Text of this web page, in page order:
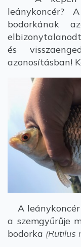
leánykoncér?
bodorkának
és
azonosításban!
A leánykoncér
a szemgyűrűje
bodorka (Rutilus